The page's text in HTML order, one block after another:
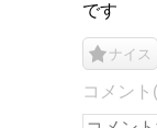
です
ナイス
コメント